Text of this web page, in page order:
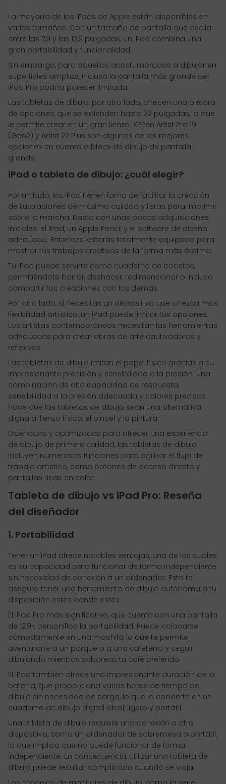
La mayoría de los iPads de Apple están disponibles en
varios tamaños. Con un tamaño de pantalla que oscila
entre las 7,9 y las 12,9 pulgadas, un iPad combina una
gran portabilidad y funcionalidad.
Sin embargo, para aquellos acostumbrados a dibujar en
superficies amplias, incluso la pantalla más grande del
iPad Pro podría parecer limitada.
Las tabletas de dibujo, por otro lado, ofrecen una plétora
de opciones, que se extienden hasta 32 pulgadas, lo que
le permite crear en un gran lienzo. XPPen Artist Pro 19
(Gen2) y Artist 22 Plus son algunas de las mejores
opciones en cuanto a blocs de dibujo de pantalla
grande.
iPad o tableta de dibujo: ¿cuál elegir?
Por un lado, los iPad tienen fama de facilitar la creación
de ilustraciones de máxima calidad y listas para imprimir
sobre la marcha. Basta con unas pocas adquisiciones
iniciales: el iPad, un Apple Pencil y el software de diseño
adecuado. Entonces, estarás totalmente equipado para
mostrar tus trabajos creativos de la forma más óptima.
Tu iPad puede servirte como cuaderno de bocetos,
permitiéndote borrar, deshacer, redimensionar o incluso
compartir tus creaciones con los demás.
Por otro lado, si necesitas un dispositivo que ofrezca más
flexibilidad artística, un iPad puede limitar tus opciones.
Los artistas contemporáneos necesitan las herramientas
adecuadas para crear obras de arte cautivadoras y
reflexivas.
Las tabletas de dibujo imitan el papel físico gracias a su
impresionante precisión y sensibilidad a la presión. Una
combinación de alta capacidad de respuesta,
sensibilidad a la presión adecuada y colores precisos
hace que las tabletas de dibujo sean una alternativa
digna al lienzo físico, el pincel y la pintura.
Diseñadas y optimizadas para ofrecer una experiencia
de dibujo de primera calidad, las tabletas de dibujo
incluyen numerosas funciones para agilizar el flujo de
trabajo artístico, como botones de acceso directo y
pantallas ricas en color.
Tableta de dibujo vs iPad Pro: Reseña
del diseñador
1. Portabilidad
Tener un iPad ofrece notables ventajas, una de las cuales
es su capacidad para funcionar de forma independiente
sin necesidad de conexión a un ordenador. Esto te
asegura tener una herramienta de dibujo autónoma a tu
disposición estés donde estés.
El iPad Pro más significativo, que cuenta con una pantalla
de 12,9», personifica la portabilidad. Puede colocarse
cómodamente en una mochila, lo que te permite
aventurarte a un parque o a una cafetería y seguir
dibujando mientras saboreas tu café preferido.
El iPad también ofrece una impresionante duración de la
batería, que proporciona varias horas de tiempo de
dibujo sin necesidad de carga, lo que lo convierte en un
cuaderno de dibujo digital ideal, ligero y portátil.
Una tableta de dibujo requiere una conexión a otro
dispositivo, como un ordenador de sobremesa o portátil,
lo que implica que no puede funcionar de forma
independiente. En consecuencia, utilizar una tableta de
dibujo puede resultar complicado cuando se viaja.